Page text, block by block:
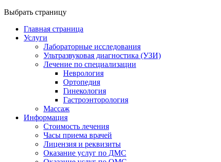
Выбрать страницу
Главная страница
Услуги
Лабораторные исследования
Ультразвуковая диагностика (УЗИ)
Лечение по специализации
Неврология
Ортопедия
Гинекология
Гастроэнторология
Массаж
Информация
Стоимость лечения
Часы приема врачей
Лицензия и реквизиты
Оказание услуг по ДМС